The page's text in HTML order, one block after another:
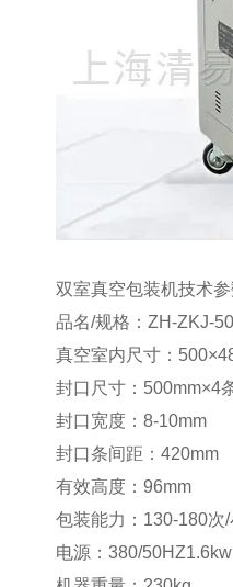
双室真空包装机技术参
品名/规格：ZH-ZKJ-
真空室内尺寸：
封口尺寸：500mm×4
封口宽度：8-10mm
封口条间距：420mm
有效高度：96mm
包装能力：130-180次
电源：380/50HZ1.6kw